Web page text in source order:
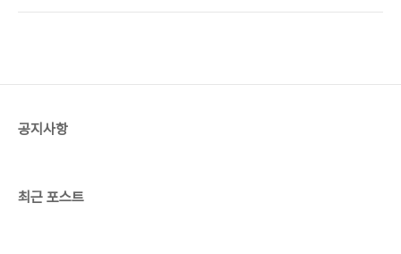
렉토리"python -m SimpleHTTPAuthServer
공지사항
최근 포스트